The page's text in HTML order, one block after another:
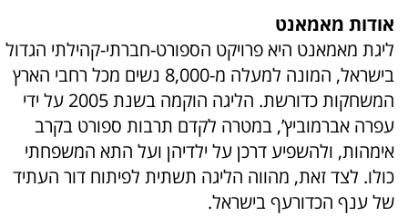
אודות מאמאנט
ליגת מאמאנט היא פרויקט הספורט-חברתי-קהילתי הגדול
בישראל, המונה למעלה מ-8,000 נשים מכל רחבי הארץ
המשחקות כדורשת. הליגה הוקמה בשנת 2005 על ידי
עפרה אברמוביץ’, במטרה לקדם תרבות ספורט בקרב
אימהות, ולהשפיע דרכן על ילדיהן ועל התא המשפחתי
כולו. לצד זאת, מהווה הליגה תשתית לפיתוח דור העתיד
של ענף הכדורעף בישראל.